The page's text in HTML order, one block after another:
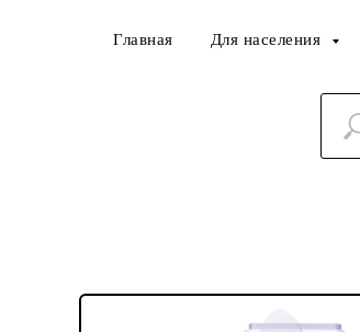
Главная Для населения